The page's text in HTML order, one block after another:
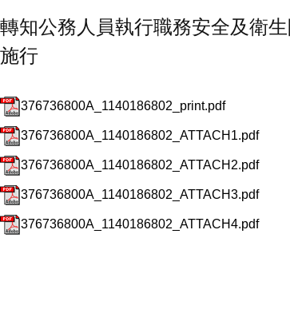
轉知公務人員執行職務安全及衛
施行
376736800A_1140186802_print.pdf
376736800A_1140186802_ATTACH1.pdf
376736800A_1140186802_ATTACH2.pdf
376736800A_1140186802_ATTACH3.pdf
376736800A_1140186802_ATTACH4.pdf